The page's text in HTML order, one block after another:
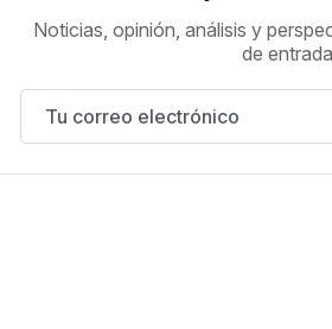
Noticias, opinión, análisis y
de entrada